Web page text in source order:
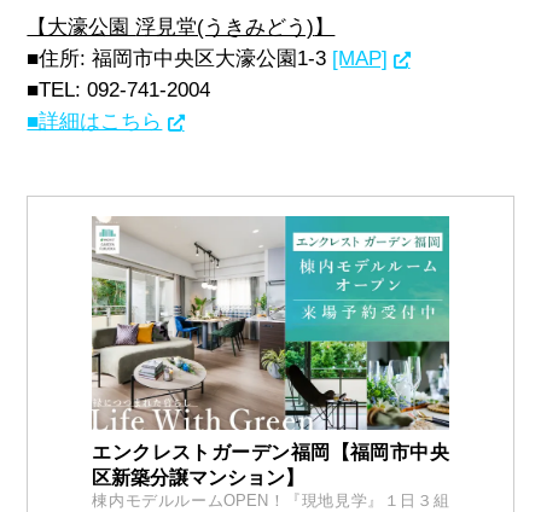
【大濠公園浮見堂(うきみどう) 】
■住所: 福岡市中央区大濠公園1-3 [MAP]
■TEL: 092-741-2004
■詳細はこちら
エンクレストガーデン福岡【福岡市中央
区新築分譲マンション】
棟内モデルルームOPEN！『現地見学』１日３組